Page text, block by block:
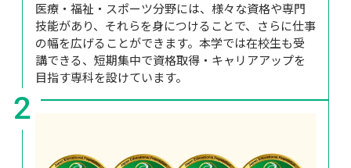
医療・福祉・スポーツ分野には、様々な資格や専門
技能があり、それらを身につけることで、さらに仕事
の幅を広げることができます。本学では在校生も受
講できる、短期集中で資格取得・キャリアアップを
目指す専科を設けています。
2